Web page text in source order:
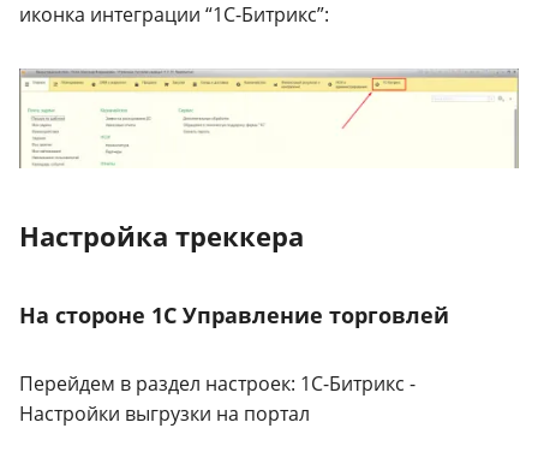
иконка интеграции “1С-Битрикс”:
Настройка треккера
На стороне 1С Управление торговлей
Перейдем в раздел настроек: 1С-Битрикс -
Настройки выгрузки на портал